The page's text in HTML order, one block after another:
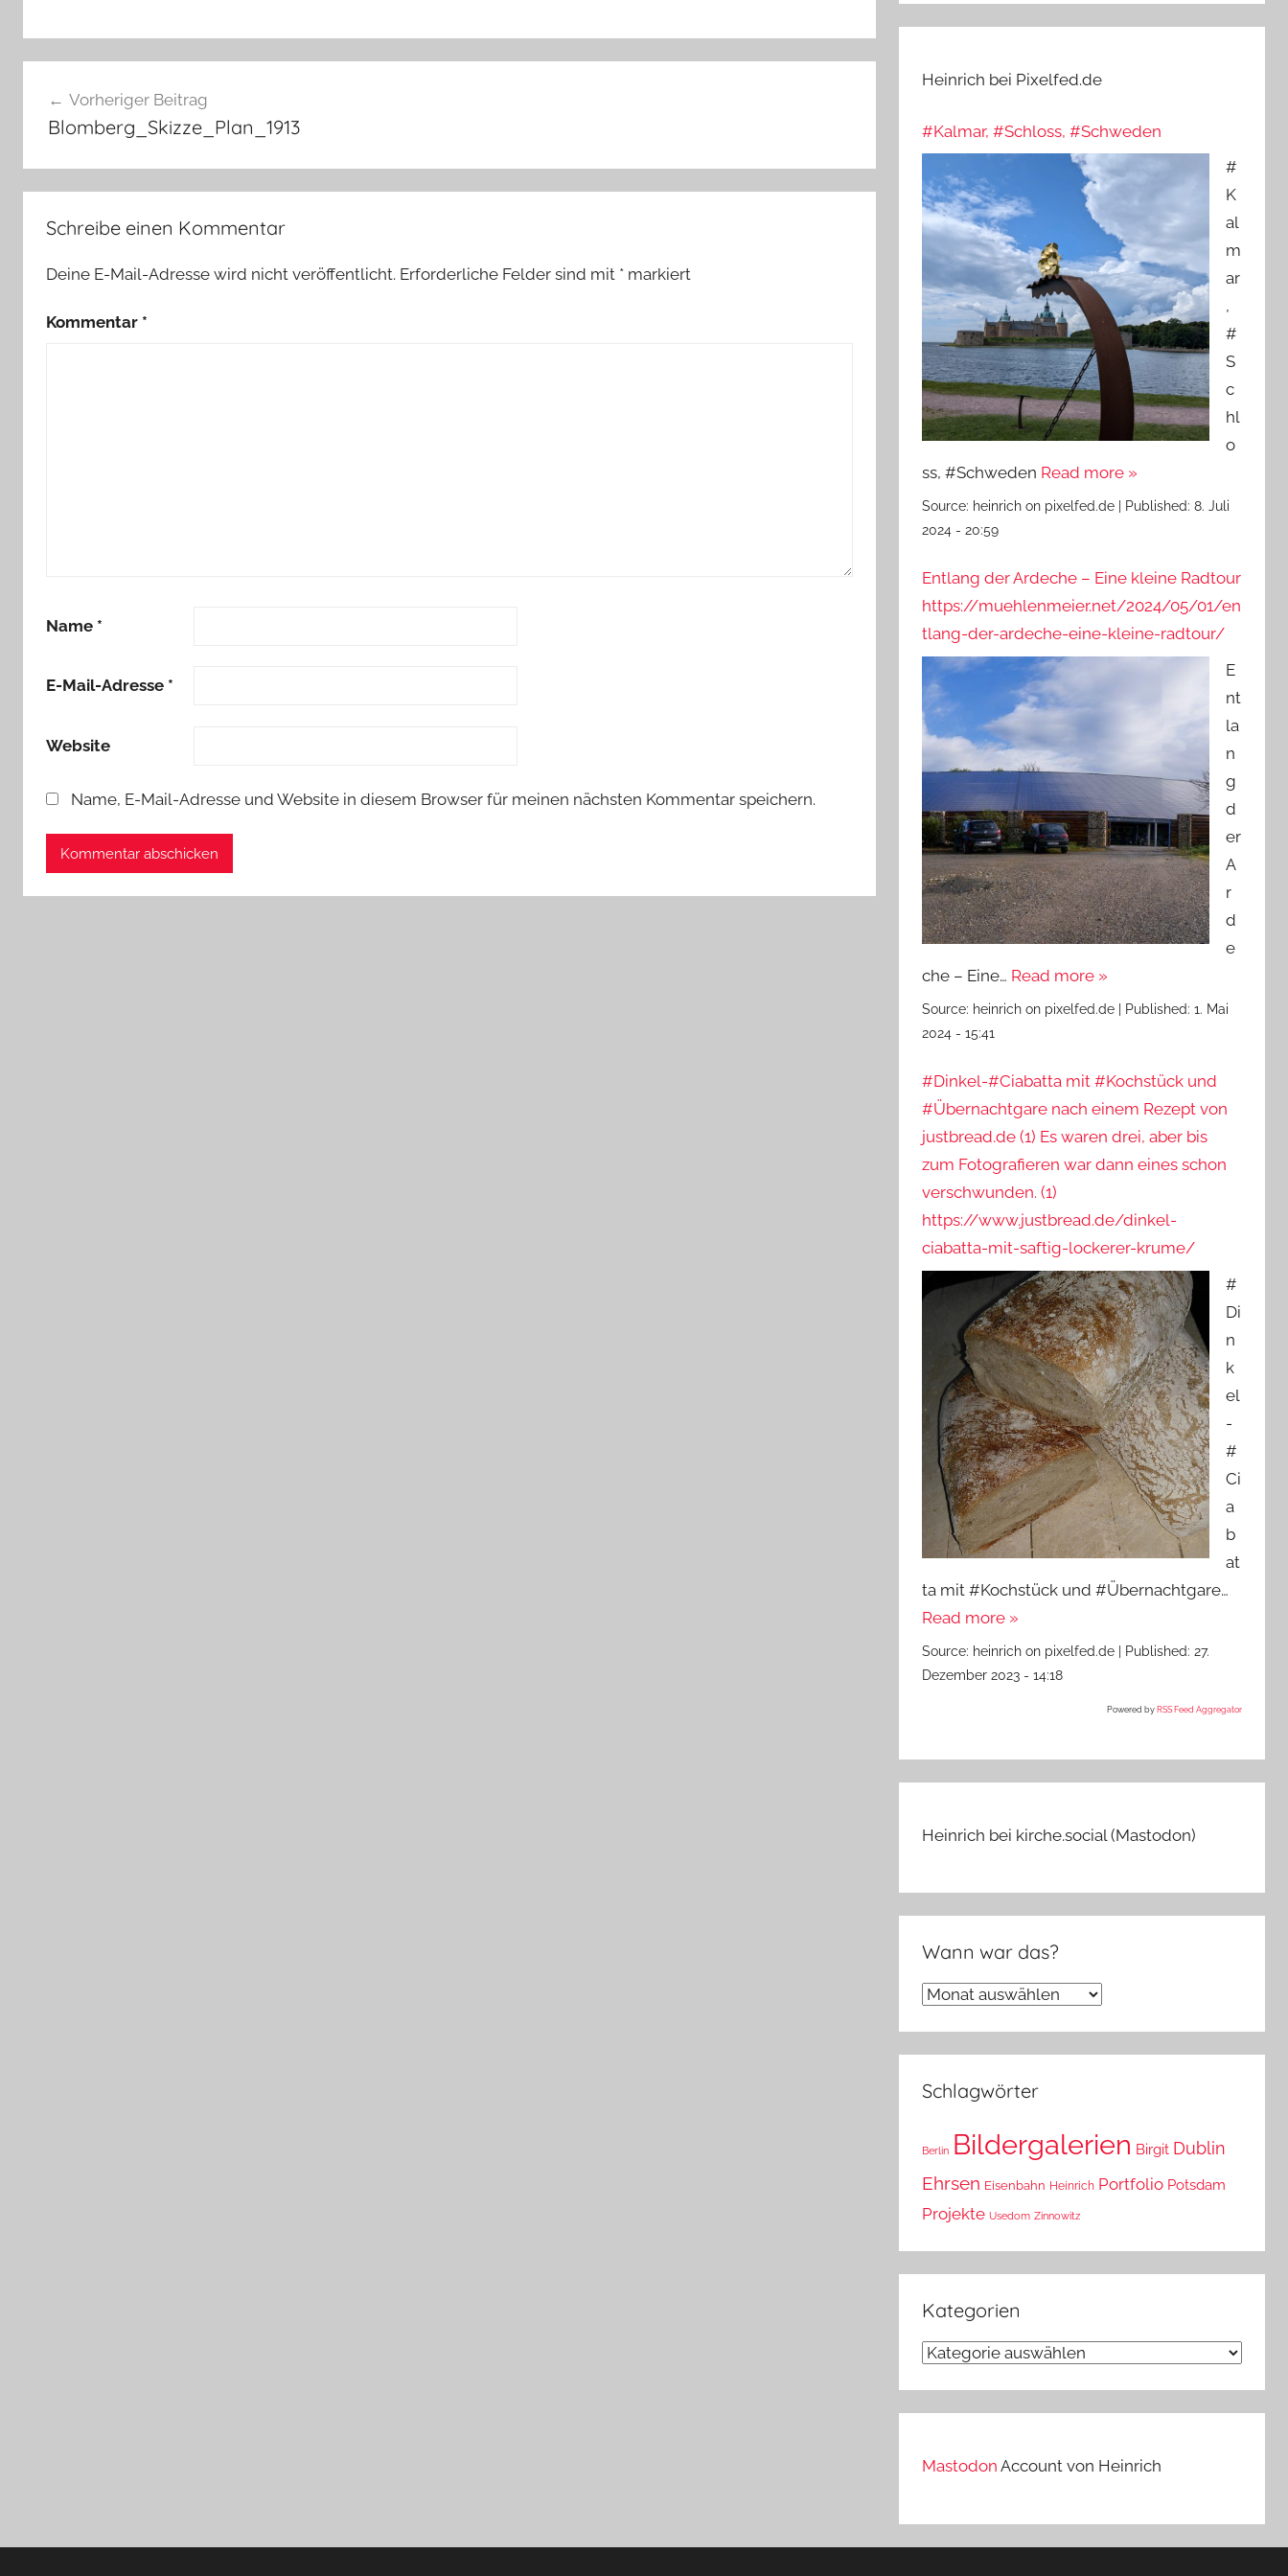
Vorheriger Beitrag
Blomberg_Skizze_Plan_1913
Schreibe einen Kommentar
Deine E-Mail-Adresse wird nicht veröffentlicht. Erforderliche Felder sind mit * markiert
Kommentar *
Name *
E-Mail-Adresse *
Website
Name, E-Mail-Adresse und Website in diesem Browser für meinen nächsten Kommentar speichern.
Heinrich bei Pixelfed.de
#Kalmar, #Schloss, #Schweden
#
K
al
m
ar
,
#
S
c
hl
o
ss, #Schweden Read more »
Source: heinrich on pixelfed.de | Published:8. Juli
2024 - 20:59
Entlang der Ardeche – Eine kleine Radtour
https://muehlenmeier.net/2024/05/01/en
tlang-der-ardeche-eine-kleine-radtour/
E
nt
la
n
g
d
er
A
r
d
e
che – Eine… Read more »
Source: heinrich on pixelfed.de | Published:1. Mai
2024 - 15:41
#Dinkel-#Ciabatta mit #Kochstück und
#Übernachtgare nach einem Rezept von
justbread.de (1) Es waren drei, aber bis
zum Fotografieren war dann eines schon
verschwunden. (1)
https://www.justbread.de/dinkel-
ciabatta-mit-saftig-lockerer-krume/
#
Di
n
k
el
-
#
Ci
a
b
at
ta mit #Kochstück und #Übernachtgare…
Read more »
Source: heinrich on pixelfed.de | Published:27.
Dezember 2023 - 14:18
Powered by RSS Feed Aggregator
Heinrich bei kirche.social (Mastodon)
Wann war das?
Wann
Schlagwörter
Berlin Bildergalerien Birgit Dublin
Ehrsen Eisenbahn Heinrich Portfolio Potsdam
Projekte Usedom Zinnowitz
Kategorien
Kategorien
Mastodon Account von Heinrich